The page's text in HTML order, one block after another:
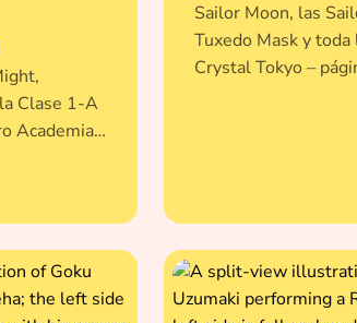
Clase 1-A
Academia
Sailor Moon, las
Tuxedo Mask y toda
Crystal Tokyo –